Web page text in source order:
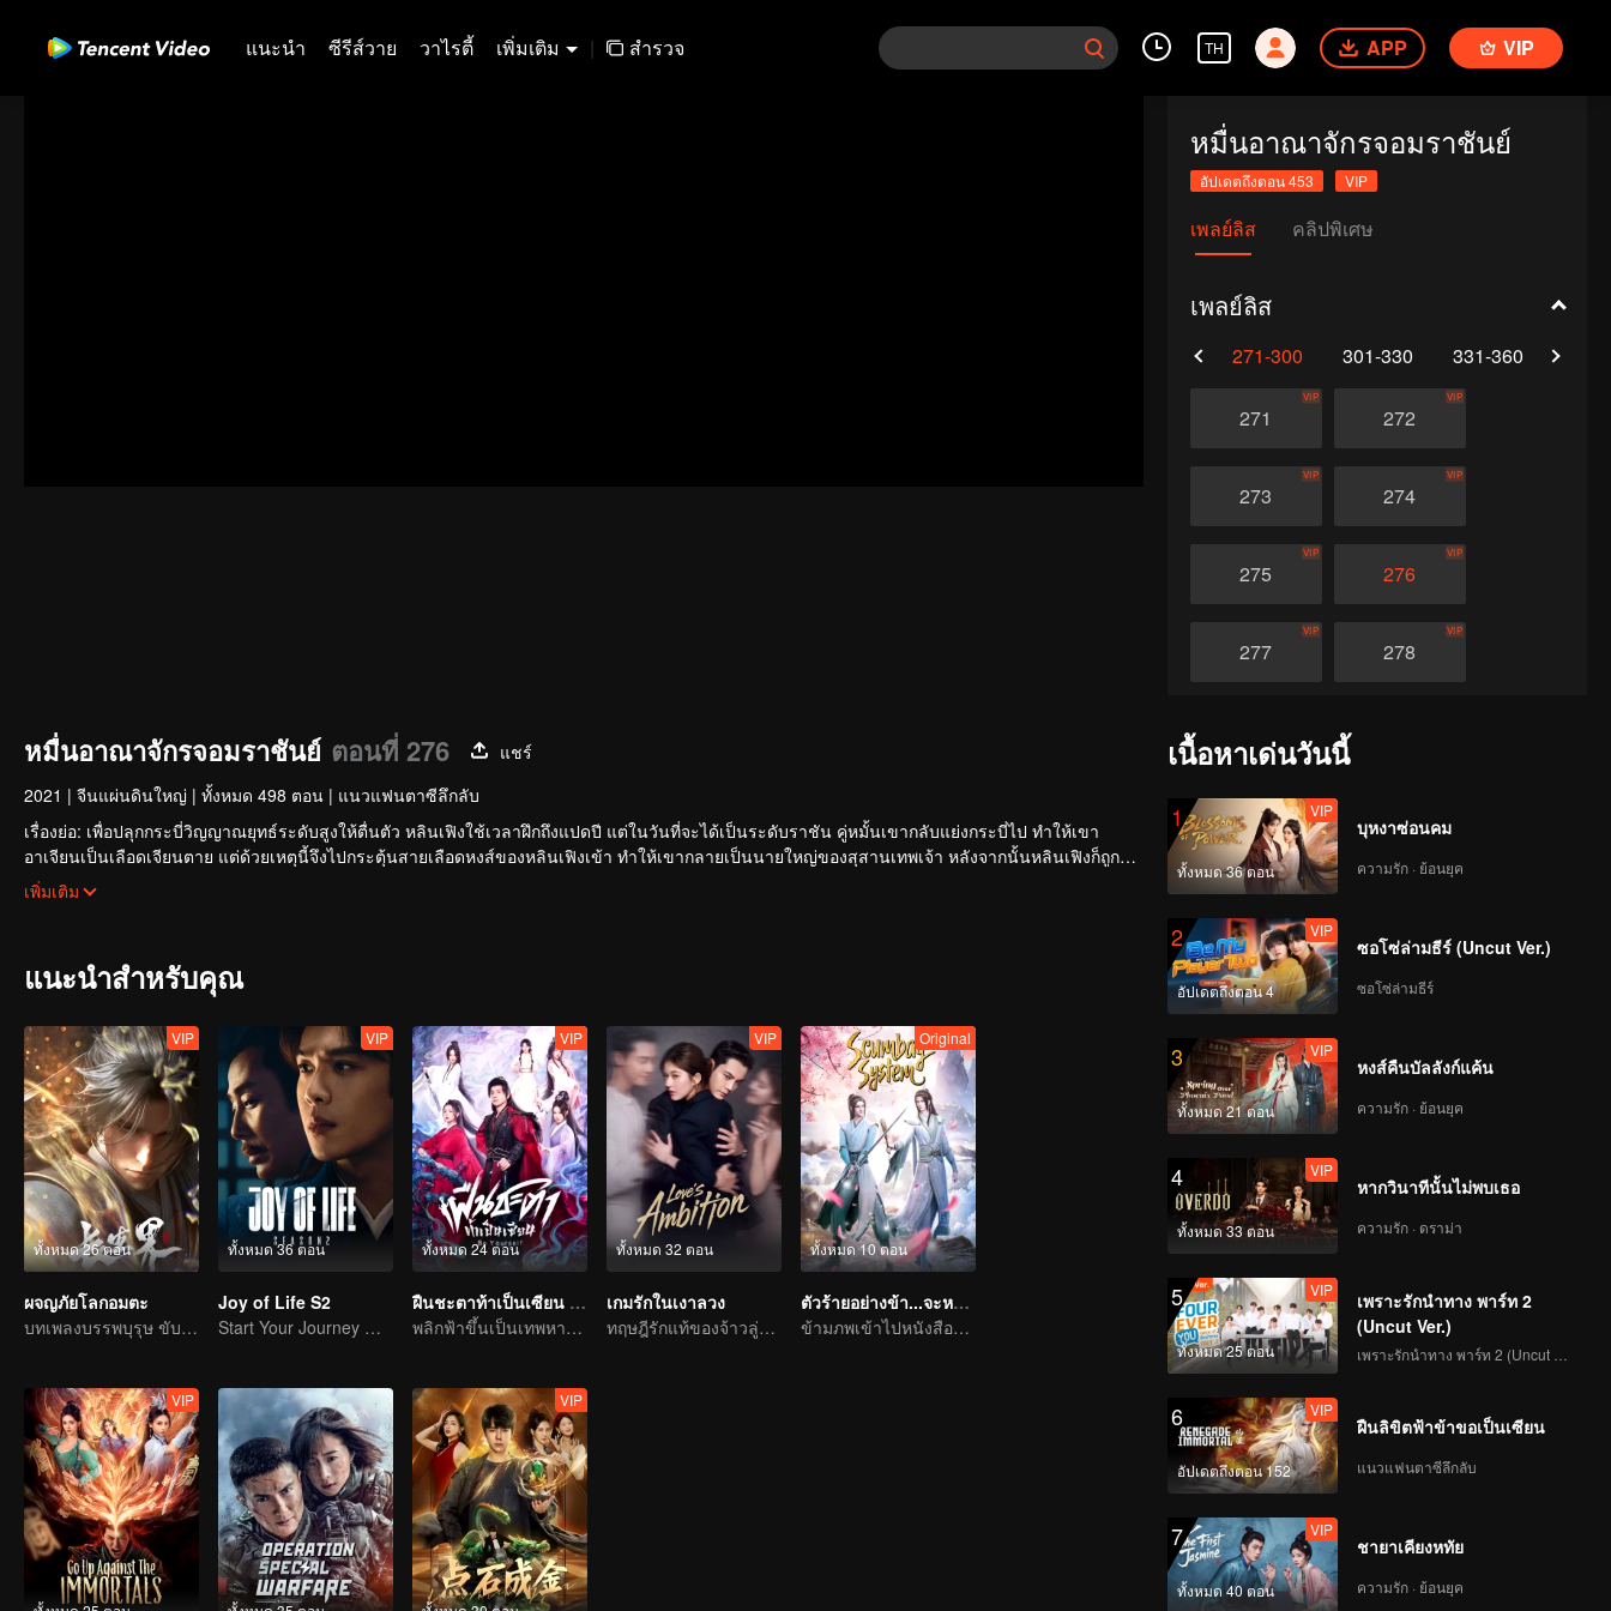
แนะนำ ซีรีส์วาย วาไรตี้ เพิ่มเติม | สำรวจ TH APP VIP
หมื่นอาณาจักรจอมราชันย์
อัปเดตถึงตอน 453 VIP
เพลย์ลิส คลิปพิเศษ
เพลย์ลิส
271-300 301-330 331-360
271
VIP
272
VIP
273
VIP
274
VIP
275
VIP
276
VIP
277
VIP
278
VIP
281
283
VIP VIP
285
VIP
286
VIP
287
289
VIP
290
291
VIP
292
VIP
293
VIP
295
VIP
296
VIP
297
VIP
298
หมื่นอาณาจักรจอมราชันย์ ตอนที่ 276
แชร์
2021 | จีนแผ่นดินใหญ่ | ทั้งหมด 498 ตอน | แนวแฟนตาซีลึกลับ
เรื่องย่อ: เพื่อปลุกกระบี่วิญญาณยุทธ์ระดับสูงให้ตื่นตัว หลินเฟิงใช้เวลาฝึกถึงแปดปี แต่ในวันที่จะได้เป็นระดับราชัน คู่หมั้นเขากลับแย่งกระบี่ไป ทำให้เขา
อาเจียนเป็นเลือดเจียนตาย แต่ด้วยเหตุนี้จึงไปกระตุ้นสายเลือดหงส์ของหลินเฟิงเข้า ทำให้เขากลายเป็นนายใหญ่ของสุสานเทพเจ้า หลังจากนั้นหลินเฟิงก็ถูก
คนในตระกูลหลินกีดกัน แต่โชคดีที่มีน้องสาวและท่านปู่อยู่เคียงข้างและมีพลังใหม่คอยช่วยเหลือ เขาจึงดูดซับพลังจากผู้แข็งแกร่งสำเร็จ
หลินเฟิงข้ามภยันตรายมากมาย เติบโตจนกลายเป็นผู้แกร่งที่ผู้คนนับถือและก้าวขึ้นสู่จุดสูงสุด
เพิ่มเติม
แนะนำสำหรับคุณ
ทั้งหมด 26 ตอน
VIP
ผจญภัยโลกอมตะ
บทเพลงบรรพบุรุษ ขับขานด้วยเลือดและน้ำตา
ทั้งหมด 36 ตอน
VIP
Joy of Life S2
Start Your Journey With Fan Xian Again
ทั้งหมด 24 ตอน
VIP
ฝืนชะตาท้าเป็นเซียน (พากย์ไทย)
พลิกฟ้าขึ้นเป็นเทพหาใช่เรื่องพิสดารไม่
ทั้งหมด 32 ตอน
VIP
เกมรักในเงาลวง
ทฤษฎีรักแท้ของจ้าวลู่ซือและเฉินเหว่ยถิง
ทั้งหมด 10 ตอน
Original
ตัวร้ายอย่างข้า...จะหนีเอาตัวรอดยังไงดี
ข้ามภพเข้าไปหนังสือและเป็นนาง(นาย)ร้ายและโหดร้ายทารุณต่อพระเอก
VIP VIP
เนื้อหาเด่นวันนี้
1
ทั้งหมด 36 ตอน
VIP
บุหงาซ่อนคม
ความรัก · ย้อนยุค
2
อัปเดตถึงตอน 4
VIP
ซอโซ่ล่ามธีร์ (Uncut Ver.)
ซอโซ่ล่ามธีร์
3
ทั้งหมด 21 ตอน
VIP
หงส์คืนบัลลังก์แค้น
ความรัก · ย้อนยุค
4
ทั้งหมด 33 ตอน
VIP
หากวินาทีนั้นไม่พบเธอ
ความรัก · ดราม่า
5
ทั้งหมด 25 ตอน
VIP
เพราะรักนำทาง พาร์ท 2
(Uncut Ver.)
6
อัปเดตถึงตอน 152
VIP
ฝืนลิขิตฟ้าข้าขอเป็นเซียน
แนวแฟนตาซีลึกลับ
7
ทั้งหมด 40 ตอน
VIP
ชายาเคียงหทัย
ความรัก · ย้อนยุค